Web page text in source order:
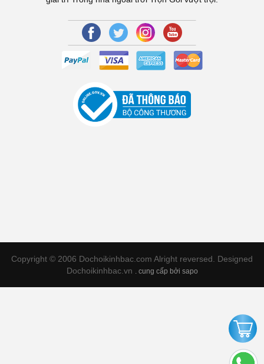
Copyright © 2006 Dochoikinhbac.com Alright reversed. Designed
Dochoikinhbac.vn . cung cấp bởi sapo